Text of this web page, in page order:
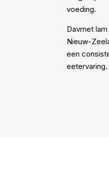
voeding.
Davmet
Nieuw-
een
eetervaring.